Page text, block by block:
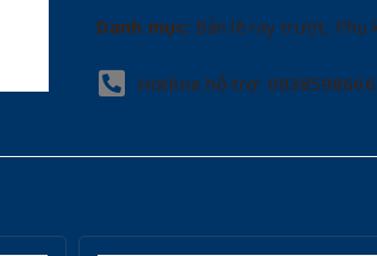
Danh mục: Bản lề ray trượt, Phụ
Hotline hỗ trợ: 0938598666